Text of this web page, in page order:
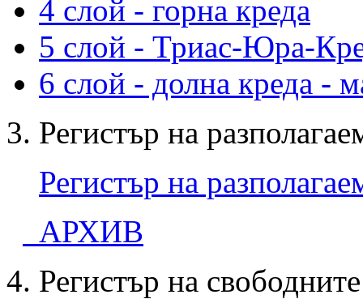
4 слой - горна креда
5 слой - Триас-Юра-
6 слой - долна креда -
3. Регистър на
Регистър на
АРХИВ
4. Регистър на